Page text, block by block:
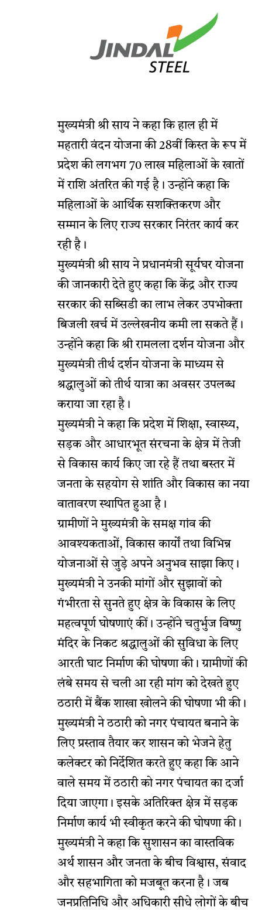
मुख्यमंत्री श्री साय ने कहा कि हाल ही में
महतारी वंदन योजना की 28वीं किस्त के रूप में
प्रदेश की लगभग 70 लाख महिलाओं के खातों
में राशि अंतरित की गई है। उन्होंने कहा कि
महिलाओं के आर्थिक सशक्तिकरण और
सम्मान के लिए राज्य सरकार निरंतर कार्य कर
रही है।
मुख्यमंत्री श्री साय ने प्रधानमंत्री सूर्यघर योजना
की जानकारी देते हुए कहा कि केंद्र और राज्य
सरकार की सब्सिडी का लाभ लेकर उपभोक्ता
बिजली खर्च में उल्लेखनीय कमी ला सकते हैं।
उन्होंने कहा कि श्री रामलला दर्शन योजना और
मुख्यमंत्री तीर्थ दर्शन योजना के माध्यम से
श्रद्धालुओं को तीर्थ यात्रा का अवसर उपलब्ध
कराया जा रहा है।
मुख्यमंत्री ने कहा कि प्रदेश में शिक्षा, स्वास्थ्य,
सड़क और आधारभूत संरचना के क्षेत्र में तेजी
से विकास कार्य किए जा रहे हैं तथा बस्तर में
जनता के सहयोग से शांति और विकास का नया
वातावरण स्थापित हुआ है।
ग्रामीणों ने मुख्यमंत्री के समक्ष गांव की
आवश्यकताओं, विकास कार्यों तथा विभिन्न
योजनाओं से जुड़े अपने अनुभव साझा किए।
मुख्यमंत्री ने उनकी मांगों और सुझावों को
गंभीरता से सुनते हुए क्षेत्र के विकास के लिए
महत्वपूर्ण घोषणाएं कीं। उन्होंने चतुर्भुज विष्णु
मंदिर के निकट श्रद्धालुओं की सुविधा के लिए
आरती घाट निर्माण की घोषणा की। ग्रामीणों की
लंबे समय से चली आ रही मांग को देखते हुए
ठठारी में बैंक शाखा खोलने की घोषणा भी की।
मुख्यमंत्री ने ठठारी को नगर पंचायत बनाने के
लिए प्रस्ताव तैयार कर शासन को भेजने हेतु
कलेक्टर को निर्देशित करते हुए कहा कि आने
वाले समय में ठठारी को नगर पंचायत का दर्जा
दिया जाएगा। इसके अतिरिक्त क्षेत्र में सड़क
निर्माण कार्य भी स्वीकृत करने की घोषणा की।
मुख्यमंत्री ने कहा कि सुशासन का वास्तविक
अर्थ शासन और जनता के बीच विश्वास, संवाद
और सहभागिता को मजबूत करना है। जब
जनप्रतिनिधि और अधिकारी सीधे लोगों के बीच